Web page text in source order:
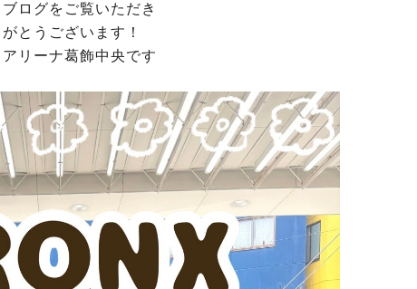
ログをご覧いただき
とうございます！
リーナ葛飾中央です